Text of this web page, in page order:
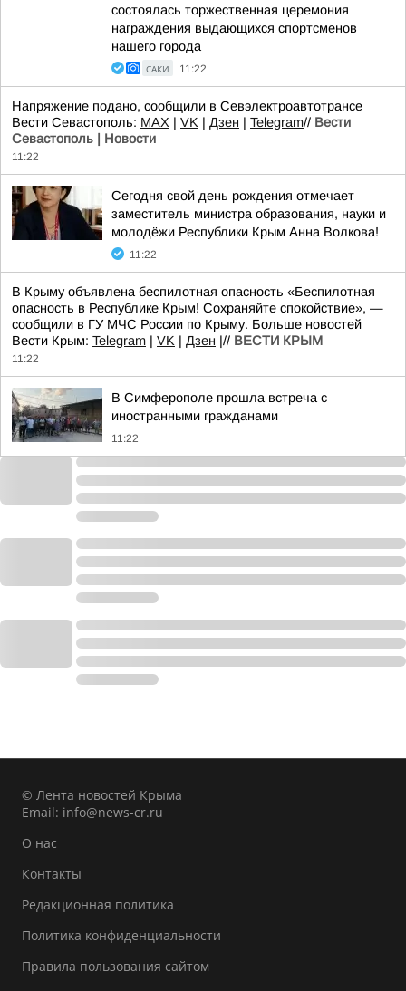
состоялась торжественная церемония
награждения выдающихся спортсменов
нашего города
САКИ 11:22
Напряжение подано, сообщили в Севэлектроавтотрансе
Вести Севастополь: MAX | VK | Дзен | Telegram// Вести
Севастополь | Новости
11:22
Сегодня свой день рождения отмечает
заместитель министра образования, науки и
молодёжи Республики Крым Анна Волкова!
11:22
В Крыму объявлена беспилотная опасность «Беспилотная
опасность в Республике Крым! Сохраняйте спокойствие», —
сообщили в ГУ МЧС России по Крыму. Больше новостей
Вести Крым: Telegram | VK | Дзен |// ВЕСТИ КРЫМ
11:22
В Симферополе прошла встреча с
иностранными гражданами
11:22
© Лента новостей Крыма
Email: info@news-cr.ru
О нас
Контакты
Редакционная политика
Политика конфиденциальности
Правила пользования сайтом